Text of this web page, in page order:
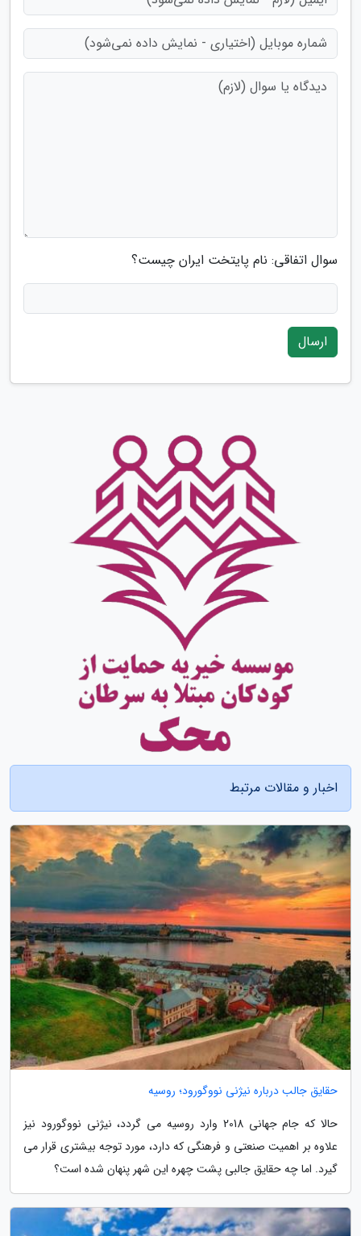
سوال اتفاقی: نام پایتخت ایران چیست؟
ارسال
اخبار و مقالات مرتبط
حقایق جالب درباره نیژنی نووگورود؛ روسیه
حالا که جام جهانی 2018 وارد روسیه می گردد، نیژنی نووگورود نیز
علاوه بر اهمیت صنعتی و فرهنگی که دارد، مورد توجه بیشتری قرار می
گیرد. اما چه حقایق جالبی پشت چهره این شهر پنهان شده است؟